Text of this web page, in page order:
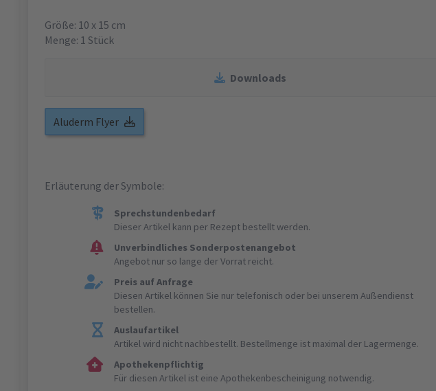
Größe: 10 x 15 cm
Menge: 1 Stück
Downloads
Aluderm Flyer
Erläuterung der Symbole:
Sprechstundenbedarf
Dieser Artikel kann per Rezept bestellt werden.
Unverbindliches Sonderpostenangebot
Angebot nur so lange der Vorrat reicht.
Preis auf Anfrage
Diesen Artikel können Sie nur telefonisch oder bei unserem Außendienst
bestellen.
Auslaufartikel
Artikel wird nicht nachbestellt. Bestellmenge ist maximal der Lagermenge.
Apothekenpflichtig
Für diesen Artikel ist eine Apothekenbescheinigung notwendig.